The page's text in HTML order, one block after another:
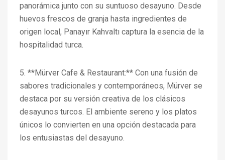
panorámica junto con su suntuoso desayuno. Desde
huevos frescos de granja hasta ingredientes de
origen local, Panayır Kahvaltı captura la esencia de la
hospitalidad turca.
5. **Mürver Cafe & Restaurant:** Con una fusión de
sabores tradicionales y contemporáneos, Mürver se
destaca por su versión creativa de los clásicos
desayunos turcos. El ambiente sereno y los platos
únicos lo convierten en una opción destacada para
los entusiastas del desayuno.